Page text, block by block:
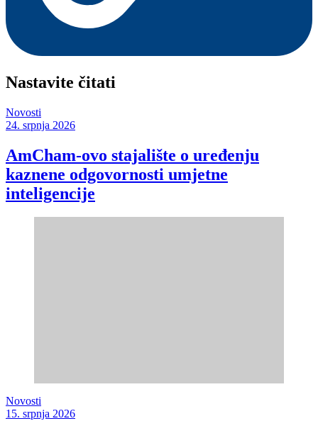
Nastavite čitati
Novosti
24. srpnja 2026
AmCham-ovo stajalište o uređenju
kaznene odgovornosti umjetne
inteligencije
Novosti
15. srpnja 2026